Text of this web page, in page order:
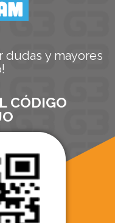
dudas y mayores
CÓDIGO